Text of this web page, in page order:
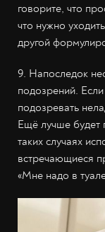
говорите, что
что нужно
другой
9. Напоследок
подозрений.
подозревать
Ещё лучше будет
таких случаях
встречающиеся
«Мне надо в